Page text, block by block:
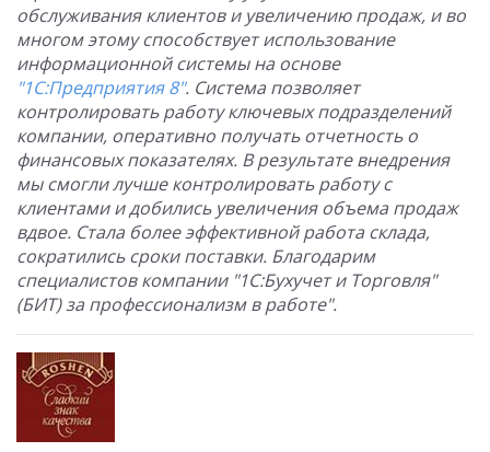
обслуживания клиентов и увеличению продаж, и во
многом этому способствует использование
информационной системы на основе
"1С:Предприятия 8". Система позволяет
контролировать работу ключевых подразделений
компании, оперативно получать отчетность о
финансовых показателях. В результате внедрения
мы смогли лучше контролировать работу с
клиентами и добились увеличения объема продаж
вдвое. Стала более эффективной работа склада,
сократились сроки поставки. Благодарим
специалистов компании "1С:Бухучет и Торговля"
(БИТ) за профессионализм в работе".